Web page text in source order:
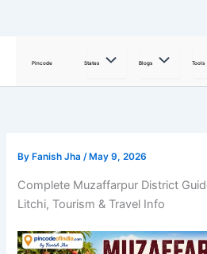
content
Pincode States Blogs Tools
By Fanish Jha/ May 9, 2026
Complete Muzaffarpur District
Litchi, Tourism & Travel Info